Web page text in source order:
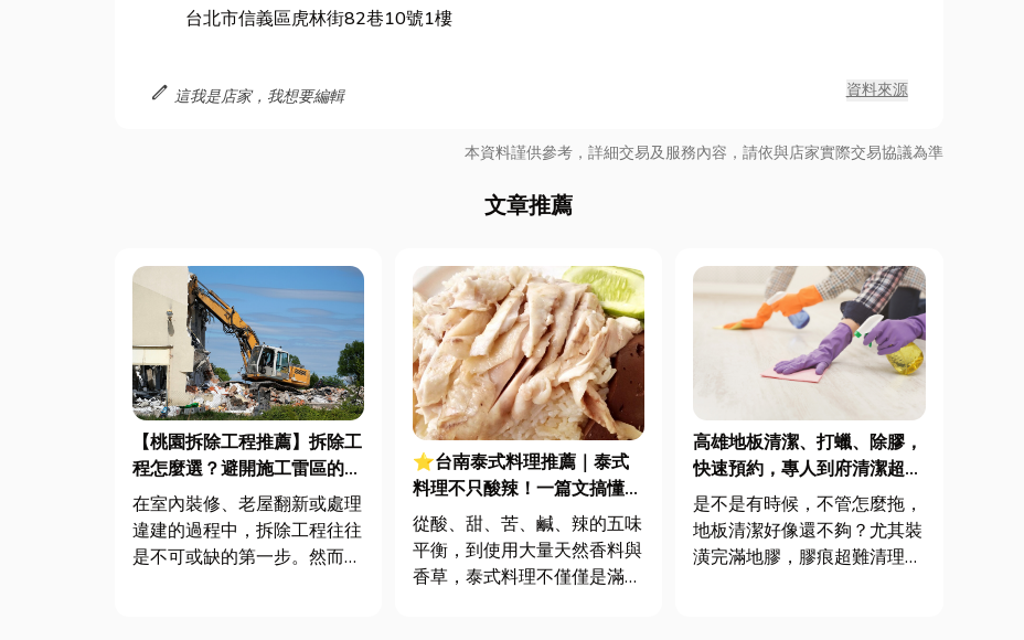
台北市信義區虎林街82巷10號1樓
edit 這我是店家，我想要編輯 資料來源
本資料謹供參考，詳細交易及服務內容，請依與店家實際交易協議為準
文章推薦
【桃園拆除工程推薦】拆除工
程怎麼選？避開施工雷區的5
個關鍵建議
在室內裝修、老屋翻新或處理
違建的過程中，拆除工程往往
是不可或缺的第一步。然而，
⭐台南泰式料理推薦｜泰式
料理不只酸辣！一篇文搞懂泰
國菜的五味平衡與文化魅力
從酸、甜、苦、鹹、辣的五味
平衡，到使用大量天然香料與
香草，泰式料理不僅僅是滿足
高雄地板清潔、打蠟、除膠，
快速預約，專人到府清潔超省
心！
是不是有時候，不管怎麼拖，
地板清潔好像還不夠？尤其裝
潢完滿地膠，膠痕超難清理，